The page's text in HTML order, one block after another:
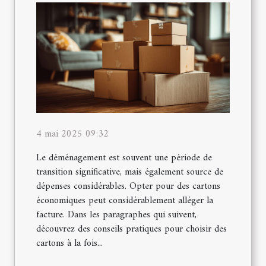
4 mai 2025 09:32
Le déménagement est souvent une période de
transition significative, mais également source de
dépenses considérables. Opter pour des cartons
économiques peut considérablement alléger la
facture. Dans les paragraphes qui suivent,
découvrez des conseils pratiques pour choisir des
cartons à la fois...